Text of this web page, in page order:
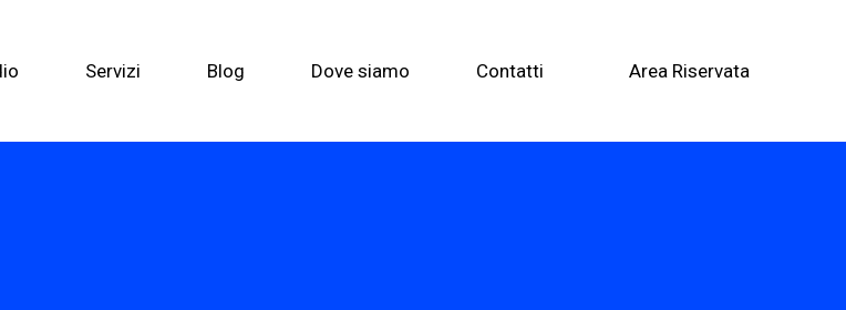
Servizi Blog Dove siamo Contatti Area Riservata